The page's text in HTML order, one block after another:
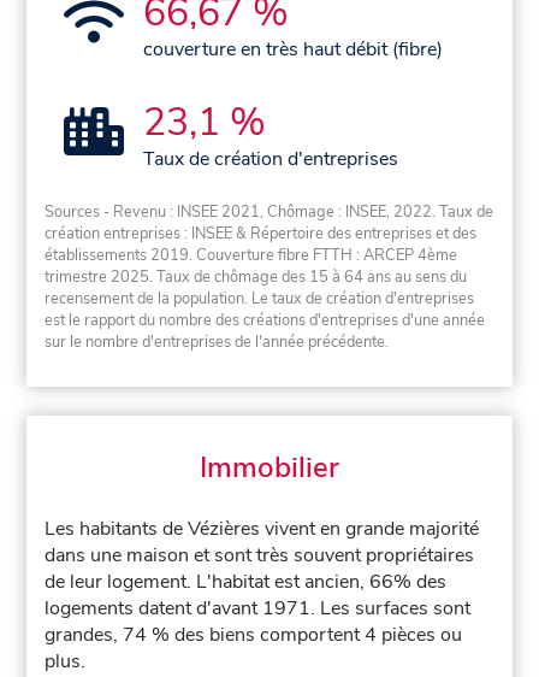
66,67 %
couverture en très haut débit (fibre)
23,1 %
Taux de création d'entreprises
Sources - Revenu : INSEE 2021, Chômage : INSEE, 2022. Taux de
création entreprises : INSEE & Répertoire des entreprises et des
établissements 2019. Couverture fibre FTTH : ARCEP 4ème
trimestre 2025. Taux de chômage des 15 à 64 ans au sens du
recensement de la population. Le taux de création d'entreprises
est le rapport du nombre des créations d'entreprises d'une année
sur le nombre d'entreprises de l'année précédente.
Immobilier
Les habitants de Vézières vivent en grande majorité
dans une maison et sont très souvent propriétaires
de leur logement. L'habitat est ancien, 66% des
logements datent d'avant 1971. Les surfaces sont
grandes, 74 % des biens comportent 4 pièces ou
plus.